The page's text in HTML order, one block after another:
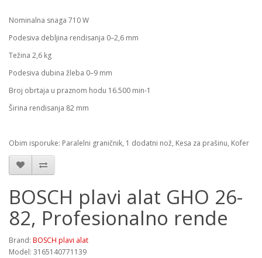
Nominalna snaga 710 W
Podesiva debljina rendisanja 0–2,6 mm
Težina 2,6 kg
Podesiva dubina žleba 0–9 mm
Broj obrtaja u praznom hodu 16.500 min-1
Širina rendisanja 82 mm
Obim isporuke: Paralelni graničnik, 1 dodatni nož, Kesa za prašinu, Kofer
BOSCH plavi alat GHO 26-
82, Profesionalno rende
Brand: BOSCH plavi alat
Model: 3165140771139